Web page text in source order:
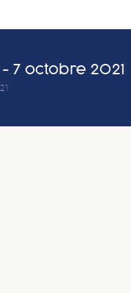
- 7 octobre 2021